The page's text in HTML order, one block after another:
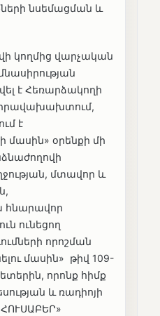
նսեմացման և
կողմից վարչական
է Հեռարձակողի
է
մասին» օրենքի մի
մտավոր և
հնարավոր
ունեցող
որոշման
մասին» թիվ 109-
որոնք հիմք
և ռադիոյի